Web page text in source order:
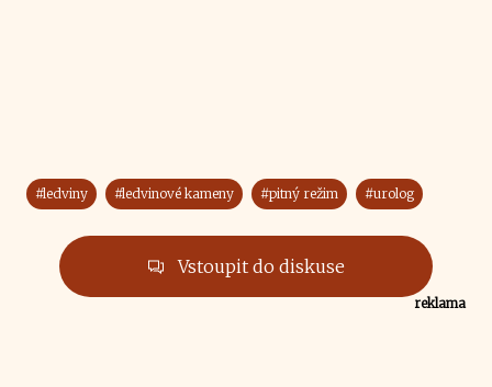
#ledviny #ledvinové kameny #pitný režim #urolog
Vstoupit do diskuse
reklama